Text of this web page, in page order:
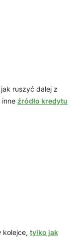
jak ruszyć dalej z
inne źródło kredytu
kolejce, tylko jak